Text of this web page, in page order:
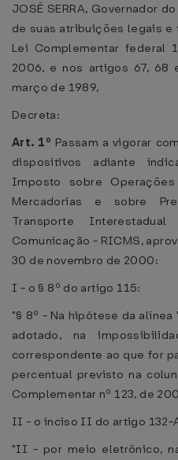
JOSÉ SERRA, Governador
de suas atribuições legais
Lei Complementar federal
2006, e nos artigos 67, 68
março de 1989,
Decreta:
Art. 1º Passam a vigorar
dispositivos adiante
Imposto sobre
Mercadorias e sobre
Transporte
Comunicação - RICMS,
30 de novembro de 2000:
I - o § 8º do artigo 115:
"§ 8º - Na hipótese da
adotado, na
correspondente ao que for
percentual previsto na
Complementar nº 123, de
II - o inciso II do artigo 132-
"II - por meio eletrônico,